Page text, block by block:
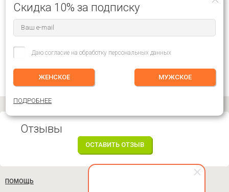
Отзывы
ОСТАВИТЬ ОТЗЫВ
ПОМОЩЬ
Скидка 10% за подписку
Даю согласие на обработку персональных данных
ЖЕНСКОЕ МУЖСКОЕ
ПОДРОБНЕЕ